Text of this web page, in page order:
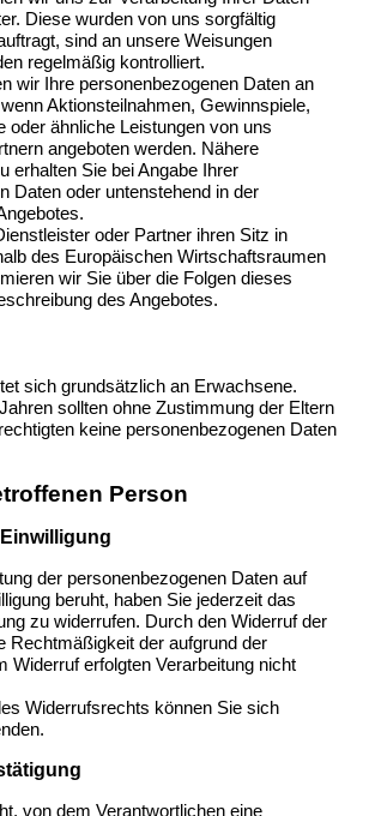
Diese wurden von uns sorgfältig
sind an unsere Weisungen
regelmäßig kontrolliert.
wir Ihre personenbezogenen Daten an
Aktionsteilnahmen, Gewinnspiele,
oder ähnliche Leistungen von uns
angeboten werden. Nähere
erhalten Sie bei Angabe Ihrer
Daten oder untenstehend in der
oder Partner ihren Sitz in
des Europäischen Wirtschaftsraumen
wir Sie über die Folgen dieses
des Angebotes.
sich grundsätzlich an Erwachsene.
sollten ohne Zustimmung der Eltern
keine personenbezogenen Daten
Person
der personenbezogenen Daten auf
beruht, haben Sie jederzeit das
zu widerrufen. Durch den Widerruf der
Rechtmäßigkeit der aufgrund der
Widerruf erfolgten Verarbeitung nicht
Widerrufsrechts können Sie sich
von dem Verantwortlichen eine